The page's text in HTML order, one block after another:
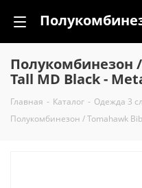
Полукомбинезон
Tall MD Black -
Главная - Каталог - Одежда 3
Полукомбинезон / Tomahawk